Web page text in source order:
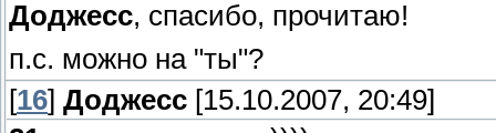
Доджесс, спасибо, прочитаю!
п.с. можно на "ты"?
[16] Доджесс [15.10.2007, 20:49]